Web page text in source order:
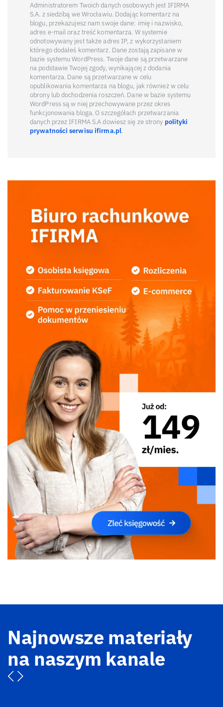
Administratorem Twoich danych osobowych jest IFIRMA
S.A. z siedzibą we Wrocławiu. Dodając komentarz na
blogu, przekazujesz nam swoje dane: imię i nazwisko,
adres e-mail oraz treść komentarza. W systemie
odnotowywany jest także adres IP, z wykorzystaniem
którego dodałeś komentarz. Dane zostają zapisane w
bazie systemu WordPress. Twoje dane są przetwarzane
na podstawie Twojej zgody, wynikającej z dodania
komentarza. Dane są przetwarzane w celu
opublikowania komentarza na blogu, jak również w celu
obrony lub dochodzenia roszczeń. Dane w bazie systemu
WordPress są w niej przechowywane przez okres
funkcjonowania bloga. O szczegółach przetwarzania
danych przez IFIRMA S.A dowiesz się ze strony polityki
prywatności serwisu ifirma.pl.
Najnowsze materiały
na naszym kanale